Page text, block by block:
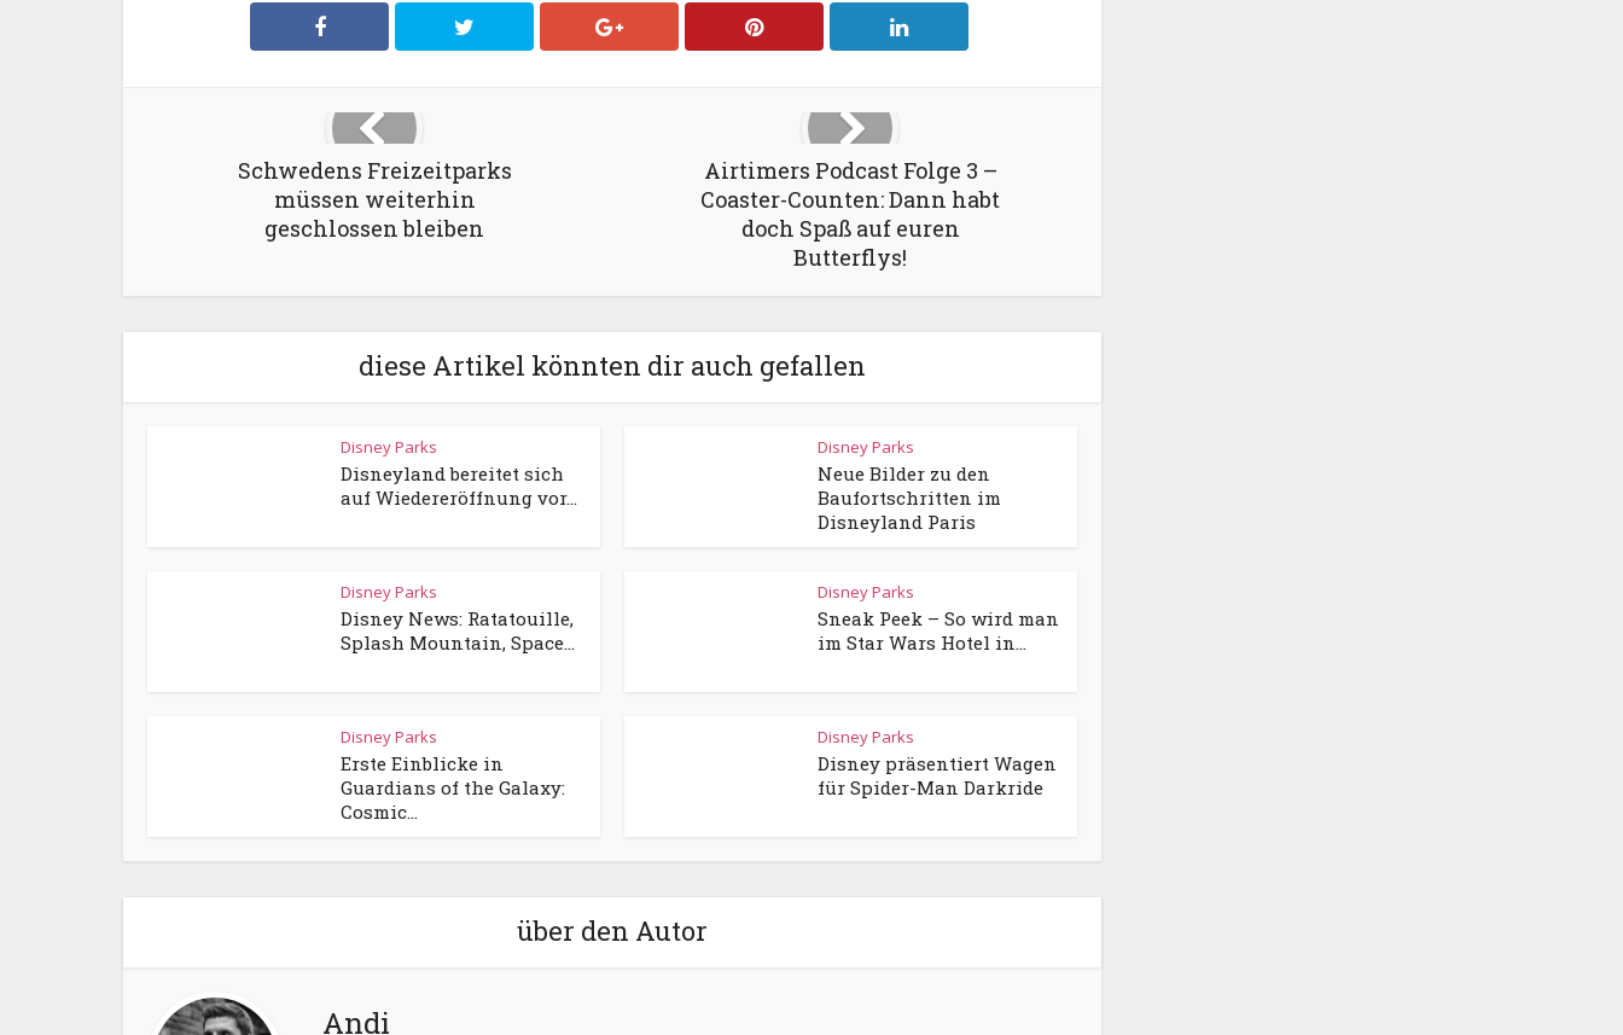
Schwedens Freizeitparks
müssen weiterhin
geschlossen bleiben
Airtimers Podcast Folge 3 –
Coaster-Counten: Dann habt
doch Spaß auf euren
Butterflys!
diese Artikel könnten dir auch gefallen
Disney Parks
Disneyland bereitet sich
auf Wiedereröffnung vor...
Disney Parks
Neue Bilder zu den
Baufortschritten im
Disneyland Paris
Disney Parks
Disney News: Ratatouille,
Splash Mountain, Space...
Disney Parks
Sneak Peek – So wird man
im Star Wars Hotel in...
Disney Parks
Erste Einblicke in
Guardians of the Galaxy:
Cosmic...
Disney Parks
Disney präsentiert Wagen
für Spider-Man Darkride
über den Autor
Andi